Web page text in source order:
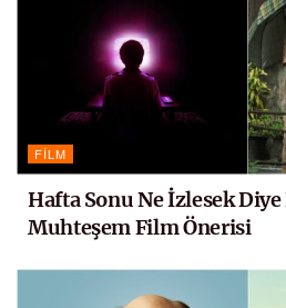
FILM
Hafta Sonu Ne İzlesek
Muhteşem Film Önerisi